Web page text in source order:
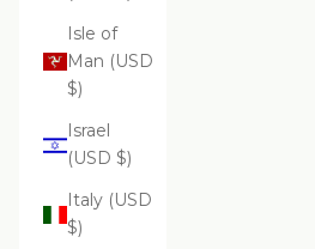
Isle of
Man (USD
$)
Israel
(USD $)
Italy (USD
$)